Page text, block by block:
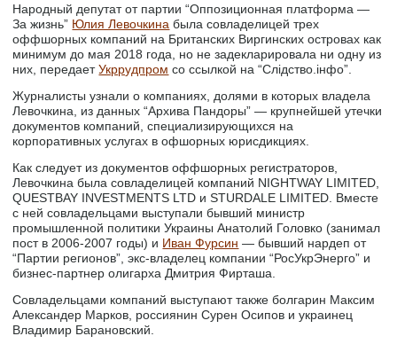
Народный депутат от партии “Оппозиционная платформа —
За жизнь” Юлия Левочкина была совладелицей трех
оффшорных компаний на Британских Виргинских островах как
минимум до мая 2018 года, но не задекларировала ни одну из
них, передаетУкррудпром со ссылкой на “Слiдство.iнфо”.
Журналисты узнали о компаниях, долями в которых владела
Левочкина, из данных “Архива Пандоры” — крупнейшей утечки
документов компаний, специализирующихся на
корпоративных услугах в офшорных юрисдикциях.
Как следует из документов оффшорных регистраторов,
Левочкина была совладелицей компаний NIGHTWAY LIMITED,
QUESTBAY INVESTMENTS LTD и STURDALE LIMITED. Вместе
с ней совладельцами выступали бывший министр
промышленной политики Украины Анатолий Головко (занимал
пост в 2006-2007 годы) и Иван Фурсин — бывший нардеп от
“Партии регионов”, экс-владелец компании “РосУкрЭнерго” и
бизнес-партнер олигарха Дмитрия Фирташа.
Совладельцами компаний выступают также болгарин Максим
Александер Марков, россиянин Сурен Осипов и украинец
Владимир Барановский.